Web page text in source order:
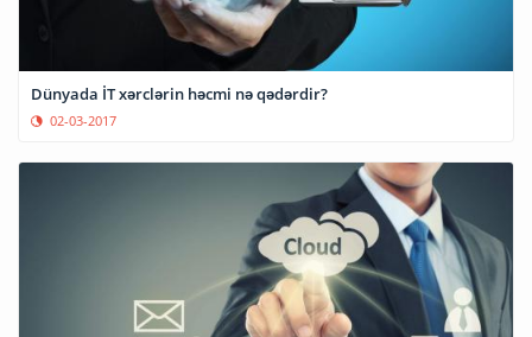
Dünyada İT xərclərin həcmi nə qədərdir?
02-03-2017